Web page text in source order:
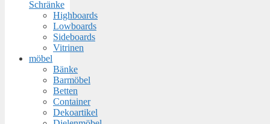
Schränke
Highboards
Lowboards
Sideboards
Vitrinen
möbel
Bänke
Barmöbel
Betten
Container
Dekoartikel